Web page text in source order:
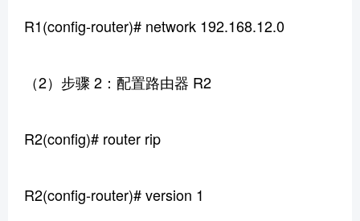
R1(config-router)# network 192.168.12.0
（2）步骤 2：配置路由器 R2
R2(config)# router rip
R2(config-router)# version 1